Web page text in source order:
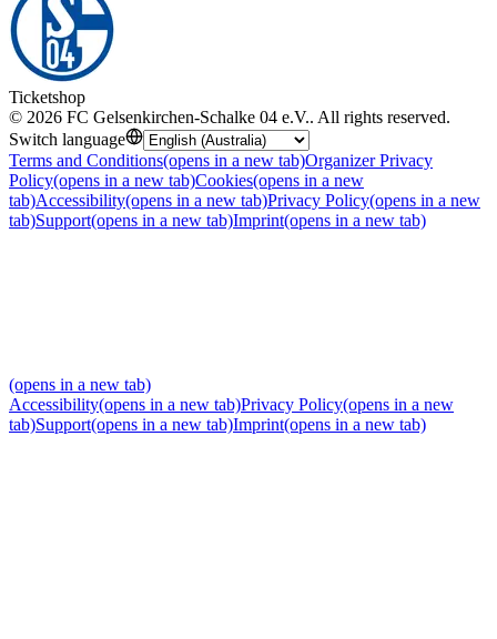
Ticketshop
© 2026 FC Gelsenkirchen-Schalke 04 e.V.. All rights reserved.
Switch language
Terms and Conditions(opens in a new tab)Organizer Privacy
Policy(opens in a new tab)Cookies(opens in a new
tab)Accessibility(opens in a new tab)Privacy Policy(opens in a new
tab)Support(opens in a new tab)Imprint(opens in a new tab)
(opens in a new tab)
Accessibility(opens in a new tab)Privacy Policy(opens in a new
tab)Support(opens in a new tab)Imprint(opens in a new tab)